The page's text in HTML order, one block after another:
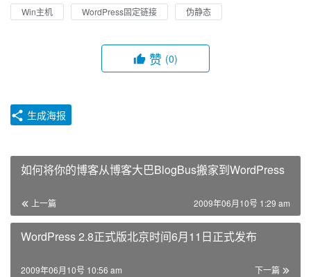
Win主机 WordPress固定链接 伪静态
赞 (0)
生成海报
如何将你的博客从博客大巴BlogBus搬家到WordPress
上一篇 2009年06月10号 1:29 am
WordPress 2.8正式版北京时间6月11日正式发布
下一篇
2009年06月10号 10:56 am